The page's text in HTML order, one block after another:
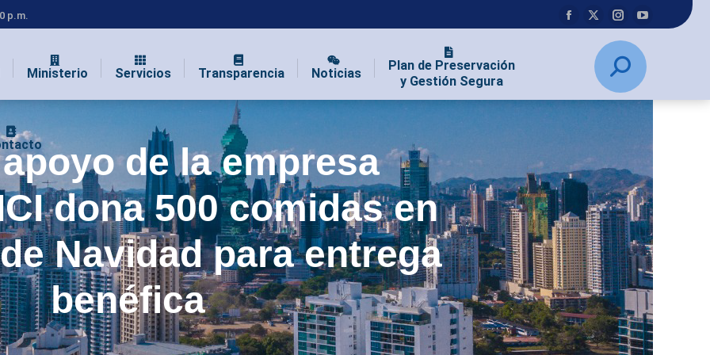
p.m.
Ministerio Servicios Transparencia Noticias
Plan de Preservación
y Gestión Segura
de la empresa
dona 500 comidas en
Navidad para entrega
benéfica